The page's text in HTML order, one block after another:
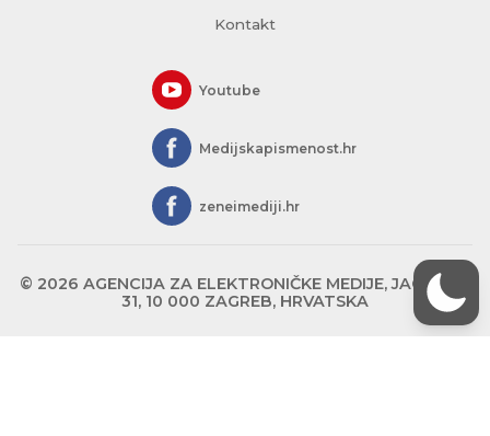
Kontakt
Youtube
Medijskapismenost.hr
zeneimediji.hr
© 2026 AGENCIJA ZA ELEKTRONIČKE MEDIJE, JAGIĆEVA
31, 10 000 ZAGREB, HRVATSKA